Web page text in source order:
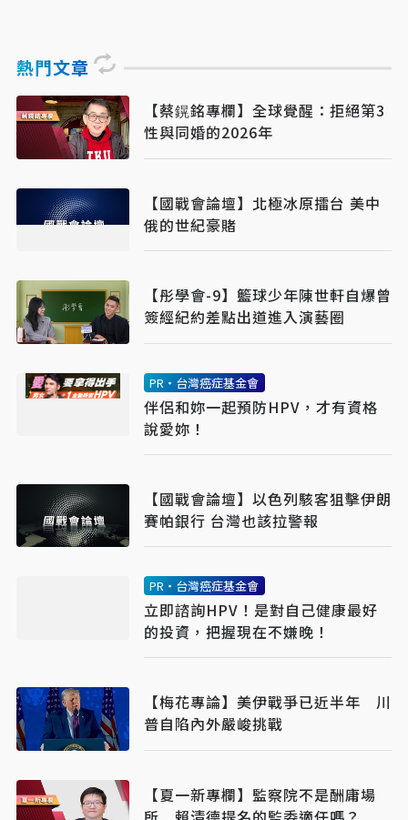
熱門文章
【蔡鎤銘專欄】全球覺醒：拒絕第3
性與同婚的2026年
【國戰會論壇】北極冰原擂台 美中
俄的世紀豪賭
【彤學會-9】籃球少年陳世軒自爆曾
簽經紀約差點出道進入演藝圈
PR・台灣癌症基金會
伴侶和妳一起預防HPV，才有資格
說愛妳！
【國戰會論壇】以色列駭客狙擊伊朗
賽帕銀行 台灣也該拉警報
PR・台灣癌症基金會
立即諮詢HPV！是對自己健康最好
的投資，把握現在不嫌晚！
【梅花專論】美伊戰爭已近半年 川
普自陷內外嚴峻挑戰
【夏一新專欄】監察院不是酬庸場